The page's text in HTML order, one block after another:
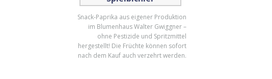
Snack-Paprika aus eigener Produktion
im Blumenhaus Walter Gwiggner –
ohne Pestizide und Spritzmittel
hergestellt! Die Früchte können sofort
nach dem Kauf auch verzehrt werden.